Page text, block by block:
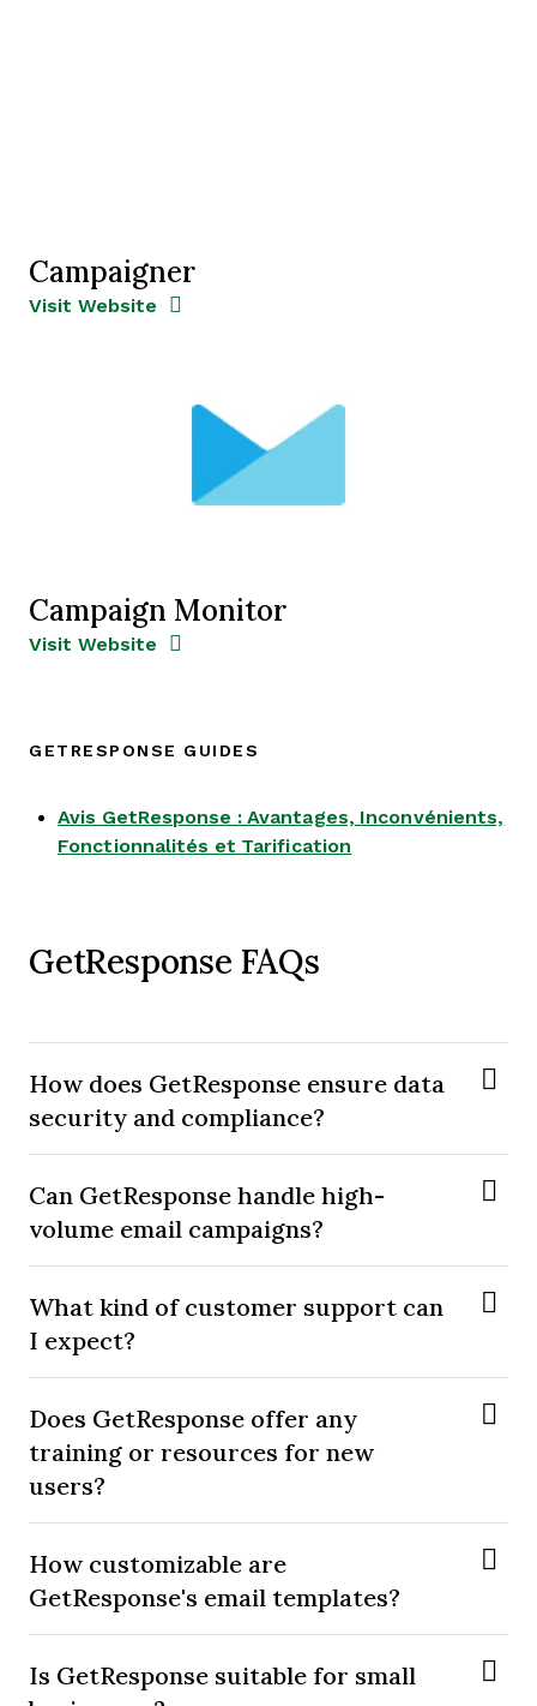
Campaigner
Opens new window
Visit Website Opens New Window
Campaign Monitor
Opens new window
Visit Website Opens New Window
GETRESPONSE GUIDES
Avis GetResponse : Avantages, Inconvénients,
Fonctionnalités et Tarification
GetResponse FAQs
How does GetResponse ensure data
security and compliance?
Can GetResponse handle high-
volume email campaigns?
What kind of customer support can
I expect?
Does GetResponse offer any
training or resources for new
users?
How customizable are
GetResponse's email templates?
Is GetResponse suitable for small